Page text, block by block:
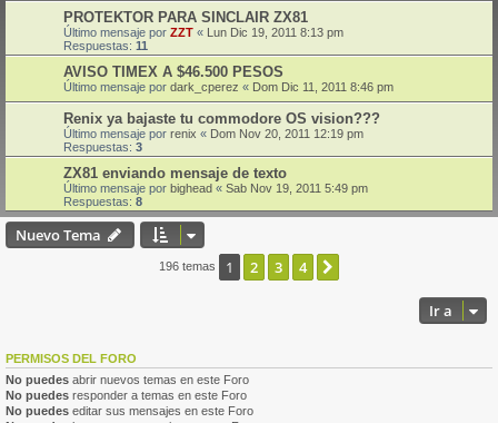
PROTEKTOR PARA SINCLAIR ZX81
Último mensaje por ZZT « Lun Dic 19, 2011 8:13 pm
Respuestas: 11
AVISO TIMEX A $46.500 PESOS
Último mensaje por dark_cperez « Dom Dic 11, 2011 8:46 pm
Renix ya bajaste tu commodore OS vision???
Último mensaje por renix « Dom Nov 20, 2011 12:19 pm
Respuestas: 3
ZX81 enviando mensaje de texto
Último mensaje por bighead « Sab Nov 19, 2011 5:49 pm
Respuestas: 8
Nuevo Tema
196 temas 1 2 3 4
Ir a
PERMISOS DEL FORO
No puedes abrir nuevos temas en este Foro
No puedes responder a temas en este Foro
No puedes editar sus mensajes en este Foro